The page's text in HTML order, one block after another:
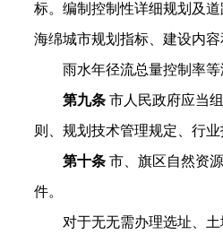
标。编制控制性详细规划及
海绵城市规划指标、建设内容
雨水年径流总量控制率
第九条市人民政府应当
则、规划技术管理规定、行
第十条市、旗区自然资
件。
对于无无需办理选址、